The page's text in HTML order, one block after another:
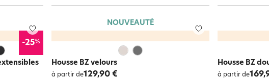
-25%
NOUVEAUTÉ
Housse BZ velours
à partir de129,90 €
Housse BZ
à partir de